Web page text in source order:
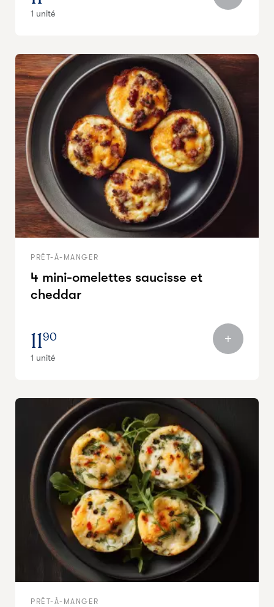
1 unité
PRÊT-À-MANGER
4 mini-omelettes saucisse et
cheddar
1190
1 unité
PRÊT-À-MANGER